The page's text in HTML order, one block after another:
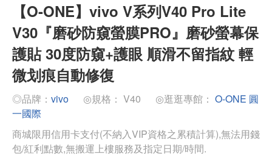
【O-ONE】vivo V系列V40 Pro Lite
V30『磨砂防窺螢膜PRO』磨砂螢幕保
護貼 30度防窺+護眼 順滑不留指紋 輕
微划痕自動修復
◎品牌： vivo ◎規格： V40 ◎逛逛專館： O-ONE 圓
一國際
商城限用信用卡支付(不納入VIP資格之累積計算),無法用錢
包/紅利點數,無搬運上樓服務及指定日期/時間.